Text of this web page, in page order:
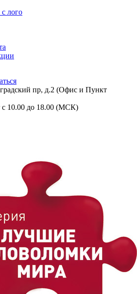
лого
пр, д.2 (Офис и Пункт
10.00 до 18.00 (МСК)